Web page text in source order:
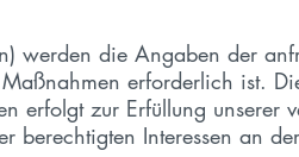
werden die Angaben der
erforderlich ist.
erfolgt zur Erfüllung unserer
berechtigten Interessen an der